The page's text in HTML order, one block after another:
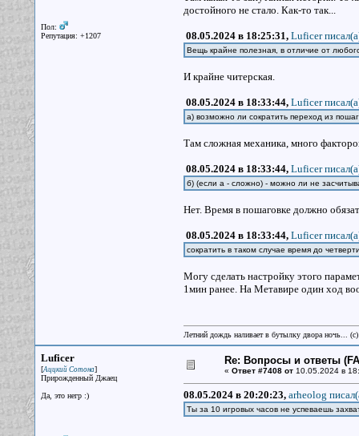
Пол:
Репутация: +1207
достойного не стало. Как-то так...
08.05.2024 в 18:25:31, Luficer
Вещь крайне полезная, в отличие от
И крайне читерская.
08.05.2024 в 18:33:44, Luficer
а) возможно ли сократить переход из
Там сложная механика, много
08.05.2024 в 18:33:44, Luficer
б) (если а - сложно) - можно ли не
Нет. Время в пошаговке должно
08.05.2024 в 18:33:44, Luficer
сократить в таком случае время до
Могу сделать настройку этого
1мин ранее. На Метавире один ход
Летний дождь наливает в бутылку двора ночь...
Luficer
[Аццкий Сотона]
Прирожденный Джаец
Да, это негр :)
Re: Вопросы и ответы
« Ответ #7408 от10.05.2024 в
08.05.2024 в 20:20:23, arheolog
Ты за 10 игровых часов не успеваешь